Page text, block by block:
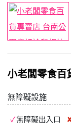
小老闆零食百
無障礙設施
無障礙出入口